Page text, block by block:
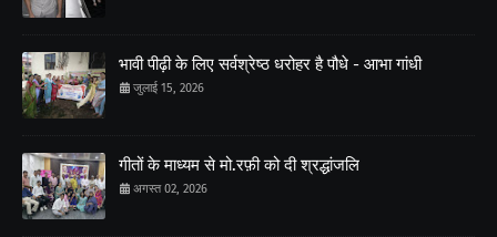
भावी पीढ़ी के लिए सर्वश्रेष्ठ धरोहर है पौधे - आभा गांधी
जुलाई 15, 2026
गीतों के माध्यम से मो.रफ़ी को दी श्रद्धांजलि
अगस्त 02, 2026